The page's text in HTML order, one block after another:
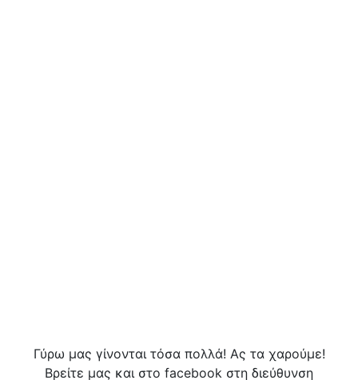
Γύρω μας γίνονται τόσα πολλά! Ας τα χαρούμε!
Βρείτε μας και στο facebook στη διεύθυνση